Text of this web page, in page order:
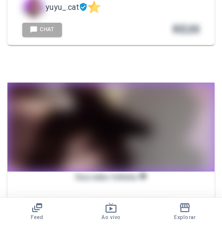
Feed Ao vivo Explorar
yuyu_.cat
CHAT R$20
Sua neko fofinha 💗
- Mídias sendo uma neko fofinha - te cheirando
enquanto você joga - mostrando minhas meias no meu